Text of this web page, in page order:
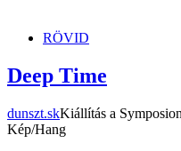
RÖVID
Deep Time
dunszt.skKiállítás a
Kép/Hang